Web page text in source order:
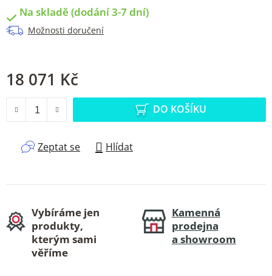
Na skladě (dodání 3-7 dní)
Možnosti doručení
18 071 Kč
DO KOŠÍKU
Zeptat se Hlídat
Vybíráme jen
produkty,
kterým sami
věříme
Kamenná
prodejna
a showroom